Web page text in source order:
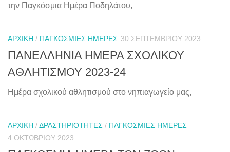
την Παγκόσμια Ημέρα Ποδηλάτου,
ΑΡΧΙΚΉ / ΠΑΓΚΌΣΜΙΕΣ ΗΜΈΡΕΣ 30 ΣΕΠΤΕΜΒΡΊΟΥ 2023
ΠΑΝΕΛΛΗΝΙΑ ΗΜΕΡΑ ΣΧΟΛΙΚΟΥ
ΑΘΛΗΤΙΣΜΟΥ 2023-24
Ημέρα σχολικού αθλητισμού στο νηπιαγωγείο μας,
ΑΡΧΙΚΉ /ΔΡΑΣΤΗΡΙΌΤΗΤΕΣ / ΠΑΓΚΌΣΜΙΕΣ ΗΜΈΡΕΣ
4 ΟΚΤΩΒΡΊΟΥ 2023